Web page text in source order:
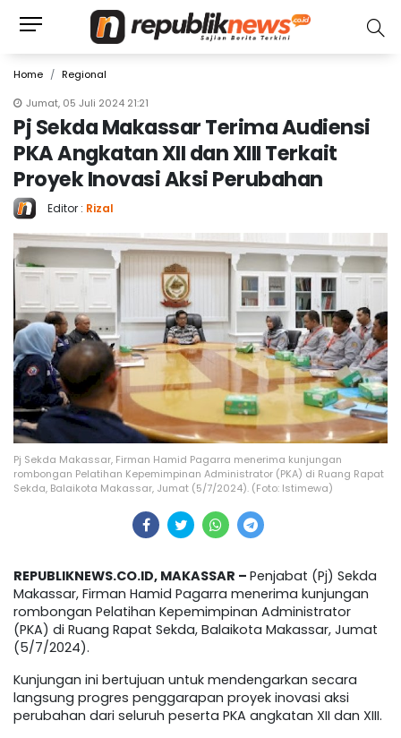
Home
Regional
Jumat, 05 Juli 2024 21:21
Pj Sekda Makassar Terima Audiensi
PKA Angkatan XII dan XIII Terkait
Proyek Inovasi Aksi Perubahan
Editor : Rizal
Pj Sekda Makassar, Firman Hamid Pagarra menerima kunjungan
rombongan Pelatihan Kepemimpinan Administrator (PKA) di Ruang Rapat
Sekda, Balaikota Makassar, Jumat (5/7/2024). (Foto: Istimewa)
REPUBLIKNEWS.CO.ID, MAKASSAR – Penjabat (Pj) Sekda
Makassar, Firman Hamid Pagarra menerima kunjungan
rombongan Pelatihan Kepemimpinan Administrator
(PKA) di Ruang Rapat Sekda, Balaikota Makassar, Jumat
(5/7/2024).
Kunjungan ini bertujuan untuk mendengarkan secara
langsung progres penggarapan proyek inovasi aksi
perubahan dari seluruh peserta PKA angkatan XII dan XIII.